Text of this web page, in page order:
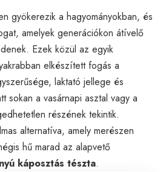
gyökerezik a hagyományokban, és
amelyek generációkon átívelő
Ezek közül az egyik
elkészített fogás a
laktató jellege és
sokan a vasárnapi asztal vagy a
részének tekintik.
alternatíva, amely merészen
hű marad az alapvető
káposztás tészta.